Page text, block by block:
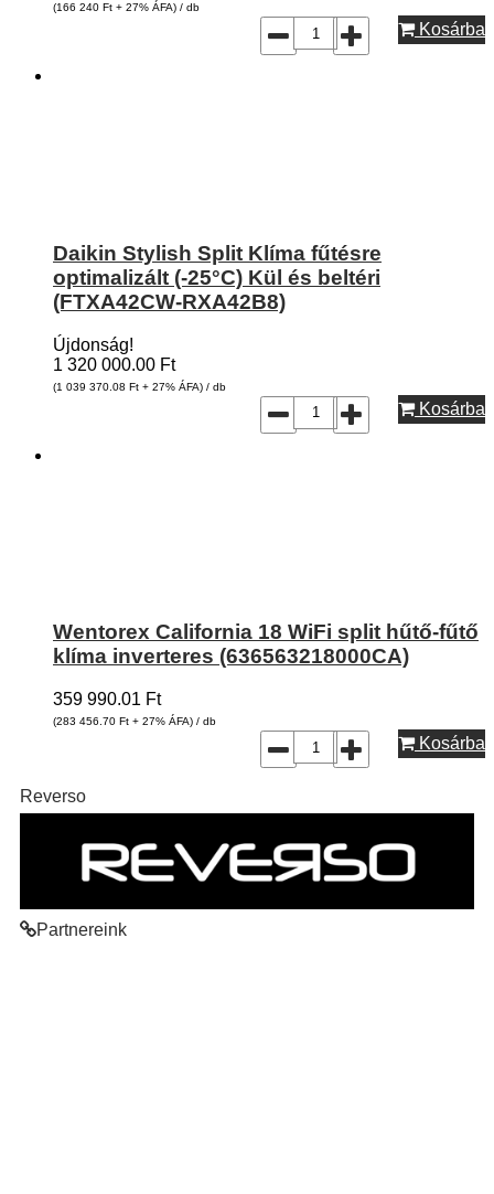
(166 240 Ft + 27% ÁFA) / db
Kosárba
Daikin Stylish Split Klíma fűtésre
optimalizált (-25°C) Kül és beltéri
(FTXA42CW-RXA42B8)
Újdonság!
1 320 000.00 Ft
(1 039 370.08 Ft + 27% ÁFA) / db
Kosárba
Wentorex California 18 WiFi split hűtő-fűtő
klíma inverteres (636563218000CA)
359 990.01 Ft
(283 456.70 Ft + 27% ÁFA) / db
Kosárba
Reverso
Partnereink